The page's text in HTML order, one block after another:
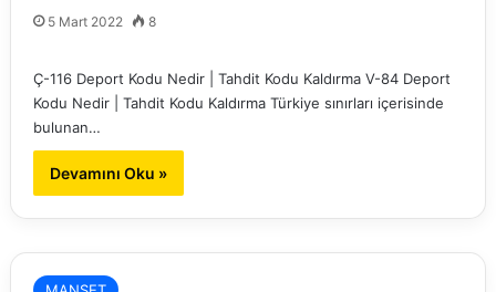
5 Mart 2022 8
Ç-116 Deport Kodu Nedir | Tahdit Kodu Kaldırma V-84 Deport
Kodu Nedir | Tahdit Kodu Kaldırma Türkiye sınırları içerisinde
bulunan…
Devamını Oku »